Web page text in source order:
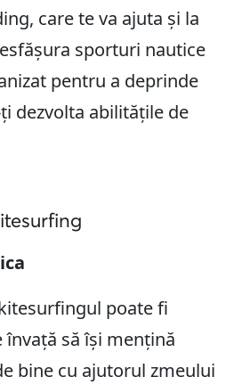
care te va ajuta și la
sporturi nautice
pentru a deprinde
dezvolta abilitățile de
poate fi
învață să își mențină
bine cu ajutorul zmeului